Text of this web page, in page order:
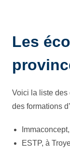
Les
Voici la liste
des formations
ESTP, à